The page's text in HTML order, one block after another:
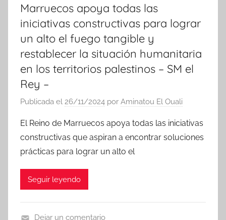
Marruecos apoya todas las
iniciativas constructivas para lograr
un alto el fuego tangible y
restablecer la situación humanitaria
en los territorios palestinos – SM el
Rey –
Publicada el 26/11/2024 por Aminatou El Ouali
El Reino de Marruecos apoya todas las iniciativas
constructivas que aspiran a encontrar soluciones
prácticas para lograr un alto el
Seguir leyendo
Dejar un comentario